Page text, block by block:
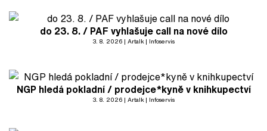
do 23. 8. / PAF vyhlašuje call na nové dílo
3. 8. 2026 Artalk Infoservis
NGP hledá pokladní / prodejce*kyně v knihkupectví
3. 8. 2026 Artalk Infoservis